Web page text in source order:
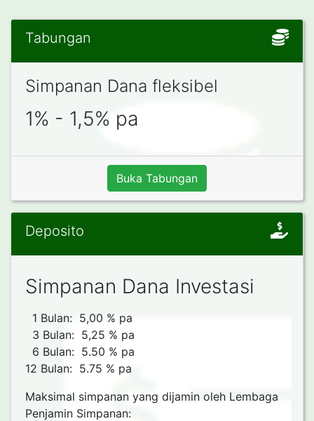
Tabungan
Simpanan Dana fleksibel
1% - 1,5% pa
Buka Tabungan
Deposito
Simpanan Dana Investasi
1 Bulan: 5,00 % pa
3 Bulan: 5,25 % pa
6 Bulan: 5.50 % pa
12 Bulan: 5.75 % pa
Maksimal simpanan yang dijamin oleh Lembaga
Penjamin Simpanan: